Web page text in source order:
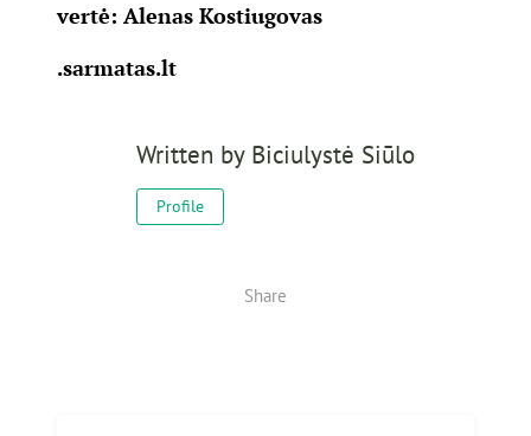
vertė: Alenas Kostiugovas
.sarmatas.lt
Written by Biciulystė Siūlo
Profile
Share